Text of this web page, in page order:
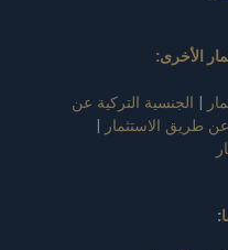
الأخرى:
| الجنسية التركية عن
طريق الاستثمار |
: